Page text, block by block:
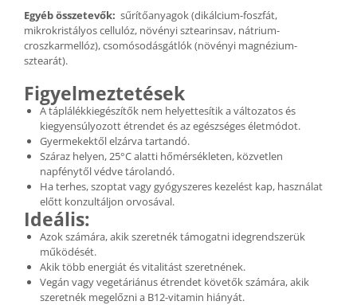
Egyéb összetevők: sűrítőanyagok (dikálcium-foszfát,
mikrokristályos cellulóz, növényi sztearinsav, nátrium-
croszkarmellóz), csomósodásgátlók (növényi magnézium-
sztearát).
Figyelmeztetések
A táplálékkiegészítők nem helyettesítik a változatos és
kiegyensúlyozott étrendet és az egészséges életmódot.
Gyermekektől elzárva tartandó.
Száraz helyen, 25°C alatti hőmérsékleten, közvetlen
napfénytől védve tárolandó.
Ha terhes, szoptat vagy gyógyszeres kezelést kap, használat
előtt konzultáljon orvosával.
Ideális:
Azok számára, akik szeretnék támogatni idegrendszerük
működését.
Akik több energiát és vitalitást szeretnének.
Vegán vagy vegetáriánus étrendet követők számára, akik
szeretnék megelőzni a B12-vitamin hiányát.